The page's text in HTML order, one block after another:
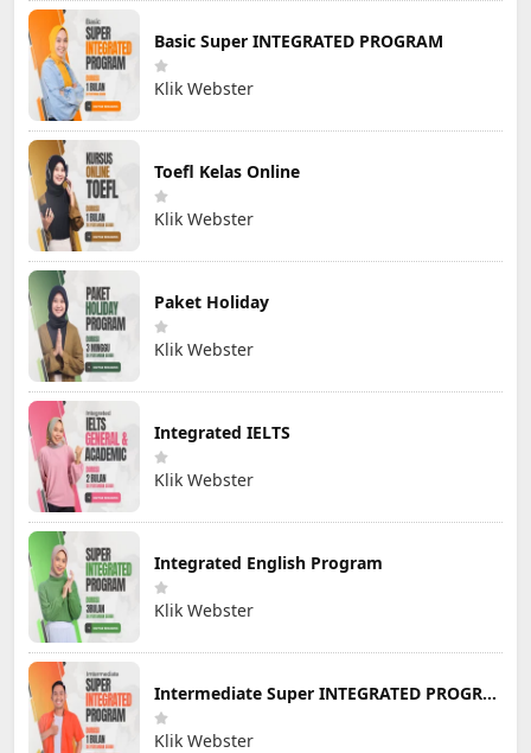
Basic Super INTEGRATED PROGRAM
Klik Webster
Toefl Kelas Online
Klik Webster
Paket Holiday
Klik Webster
Integrated IELTS
Klik Webster
Integrated English Program
Klik Webster
Intermediate Super INTEGRATED PROGRAM
Klik Webster